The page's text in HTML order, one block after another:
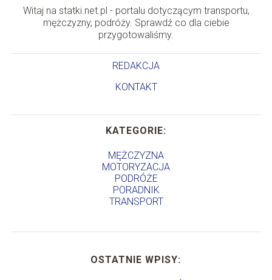
Witaj na statki.net.pl - portalu dotyczącym transportu,
mężczyzny, podróży. Sprawdź co dla ciebie
przygotowaliśmy.
REDAKCJA
KONTAKT
KATEGORIE:
MĘŻCZYZNA
MOTORYZACJA
PODRÓŻE
PORADNIK
TRANSPORT
OSTATNIE WPISY: